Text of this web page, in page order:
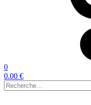
0
0.00 €